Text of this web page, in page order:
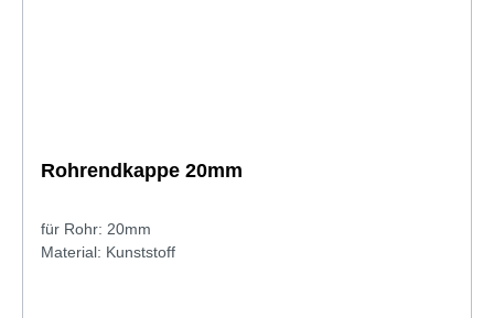
Rohrendkappe 20mm
für Rohr: 20mm
Material: Kunststoff